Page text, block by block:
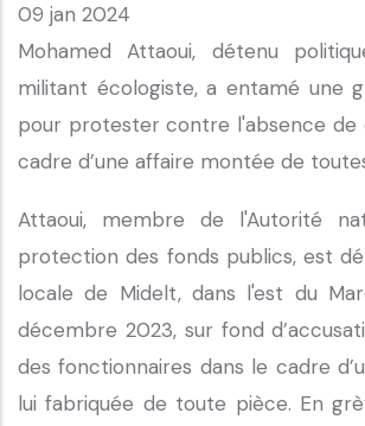
09 jan 2024
Mohamed Attaoui, détenu
militant écologiste, a entamé une
pour protester contre l'absence de
cadre d’une affaire montée de
Attaoui, membre de l'Autorité
protection des fonds publics, est
locale de Midelt, dans l'est du
décembre 2023, sur fond
des fonctionnaires dans le cadre
lui fabriquée de toute pièce. En